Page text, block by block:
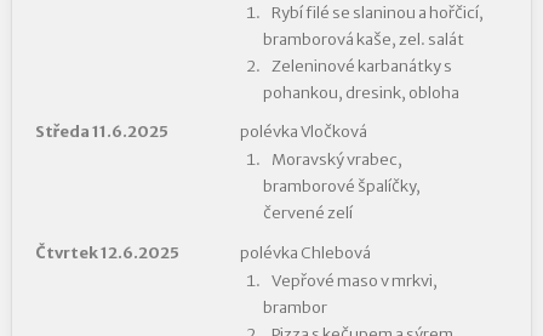
Rybí filé se slaninou a hořčicí,
bramborová kaše, zel. salát
Zeleninové karbanátky s
pohankou, dresink, obloha
Středa 11.6.2025
polévka Vločková
Moravský vrabec,
bramborové špalíčky,
červené zelí
Čtvrtek 12.6.2025
polévka Chlebová
Vepřové maso v mrkvi,
brambor